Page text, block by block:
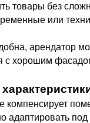
товары без
или
арендатор
с хорошим
компенсирует
адаптировать